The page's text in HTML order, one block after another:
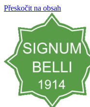
Přeskočit na obsah